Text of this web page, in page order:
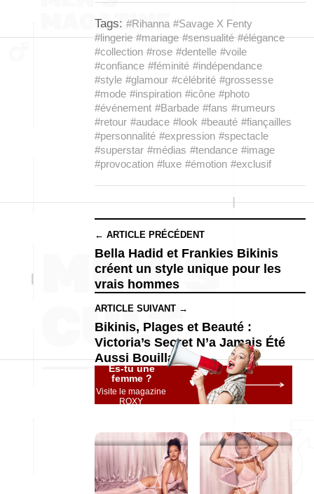
Tags: #Rihanna #Savage X Fenty
#lingerie #mariage #sensualité #élégance
#collection #rose #dentelle #voile
#confiance #féminité #indépendance
#style #glamour #célébrité #grossesse
#mode #inspiration #icône #photo
#événement #Barbade #fans #rumeurs
#retour #audace #look #beauté #fiançailles
#personnalité #expression #spectacle
#superstar #médias #tendance #image
#provocation #luxe #émotion #exclusif
← ARTICLE PRÉCÉDENT
Bella Hadid et Frankies Bikinis
créent un style unique pour les
vrais hommes
ARTICLE SUIVANT →
Bikinis, Plages et Beauté :
Victoria’s Secret N’a Jamais Été
Aussi Bouillant
Es-tu une
femme ?
Visite le magazine
ROXY